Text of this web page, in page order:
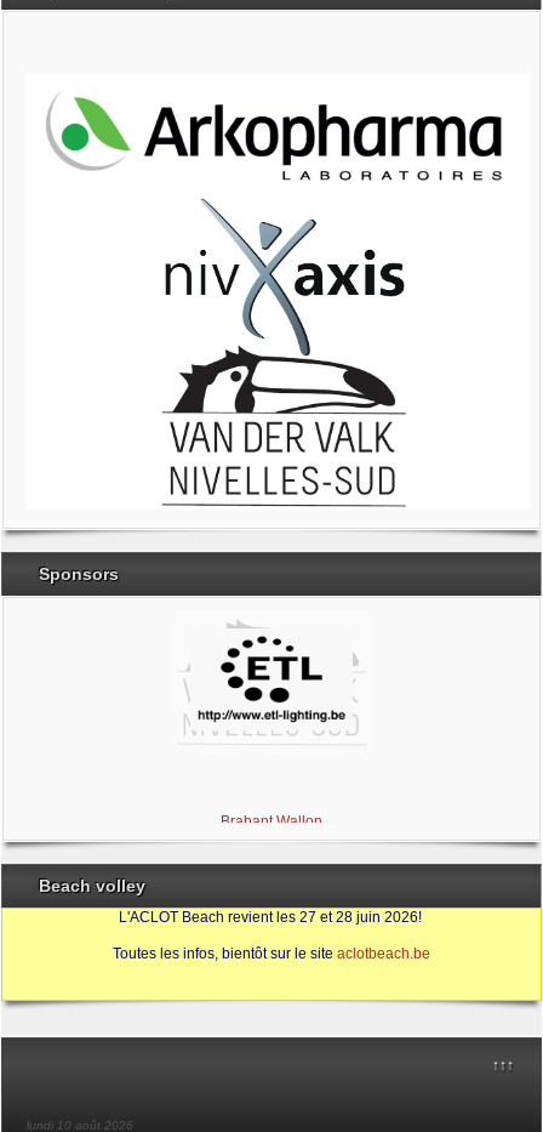
Sponsors
Brabant Wallon
Magic Miroir
Beach volley
L'ACLOT Beach revient les 27 et 28 juin 2026!
Toutes les infos, bientôt sur le site aclotbeach.be
↑↑↑
lundi 10 août 2026